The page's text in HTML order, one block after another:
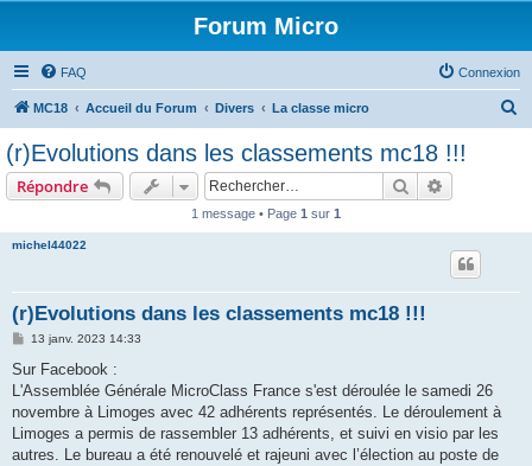
Forum Micro
FAQ Connexion
MC18 Accueil du Forum Divers La classe micro
(r)Evolutions dans les classements mc18 !!!
Répondre Rechercher
1 message • Page 1 sur 1
michel44022
(r)Evolutions dans les classements mc18 !!!
M
s
a
g
13 janv. 2023 14:33
Sur Facebook :
L'Assemblée Générale MicroClass France s'est déroulée le samedi 26
novembre à Limoges avec 42 adhérents représentés. Le déroulement à
Limoges a permis de rassembler 13 adhérents, et suivi en visio par les
autres. Le bureau a été renouvelé et rajeuni avec l’élection au poste de